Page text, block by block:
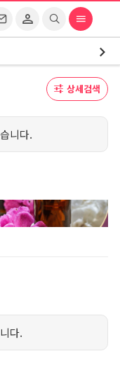
상세검색
니다.
다.